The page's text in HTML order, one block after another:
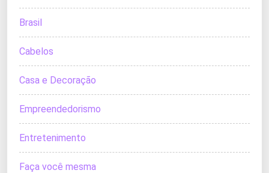
Brasil
Cabelos
Casa e Decoração
Empreendedorismo
Entretenimento
Faça você mesma